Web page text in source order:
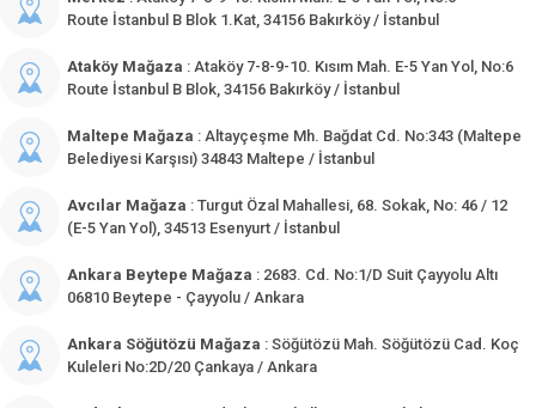
Route İstanbul B Blok 1.Kat, 34156 Bakırköy / İstanbul
Ataköy Mağaza : Ataköy 7-8-9-10. Kısım Mah. E-5 Yan Yol, No:6
Route İstanbul B Blok, 34156 Bakırköy / İstanbul
Maltepe Mağaza : Altayçeşme Mh. Bağdat Cd. No:343 (Maltepe
Belediyesi Karşısı) 34843 Maltepe / İstanbul
Avcılar Mağaza : Turgut Özal Mahallesi, 68. Sokak, No: 46 / 12
(E-5 Yan Yol), 34513 Esenyurt / İstanbul
Ankara Beytepe Mağaza : 2683. Cd. No:1/D Suit Çayyolu Altı
06810 Beytepe - Çayyolu / Ankara
Ankara Söğütözü Mağaza : Söğütözü Mah. Söğütözü Cad. Koç
Kuleleri No:2D/20 Çankaya / Ankara